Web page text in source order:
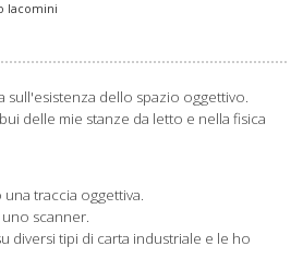
Iacomini
sull'esistenza dello spazio oggettivo.
delle mie stanze da letto e nella fisica
traccia oggettiva.
scanner.
diversi tipi di carta industriale e le ho